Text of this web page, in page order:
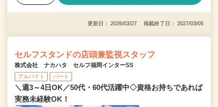
更新日： 2026/03/27 掲載終了日： 2027/03/05
セルフスタンドの店頭兼監視スタッフ
株式会社 ナカハタ セルフ福岡インターSS
アルバイト パート
＼週3～4日OK／50代・60代活躍中◇資格お持ちであれば
実務未経験OK！